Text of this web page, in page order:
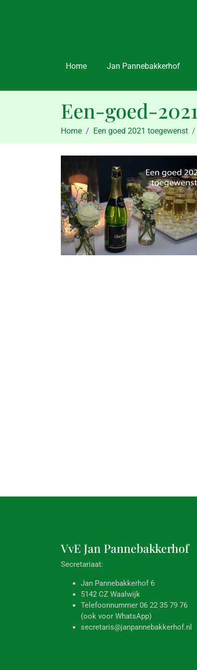
Home Jan Pannebakkerhof
Een-goed-2021
Home Een goed 2021 toegewenst
VvE Jan Pannebakkerhof
Secretariaat:
Jan Pannebakkerhof 6
5142 CZ Waalwijk
Telefoonnummer 06 22 35 79 76
(ook voor WhatsApp)
secretaris@janpannebakkerhof.nl